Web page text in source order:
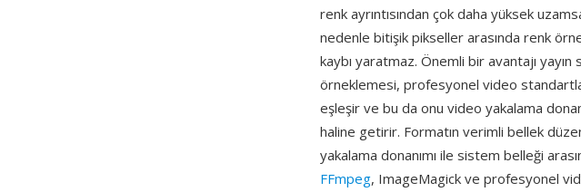
renk ayrıntısından çok daha yüksek
nedenle bitişik pikseller arasında renk
kaybı yaratmaz. Önemli bir avantajı yayın
örneklemesi, profesyonel video
eşleşir ve bu da onu video yakalama
haline getirir. Formatın verimli bellek
yakalama donanımı ile sistem belleği
FFmpeg, ImageMagick ve profesyonel